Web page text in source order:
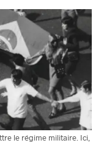
le régime militaire. Ici,